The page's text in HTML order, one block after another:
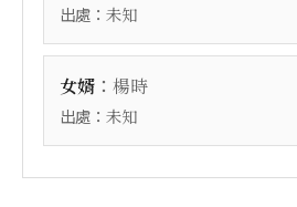
出處： 未知
女婿 ： 楊時
出處： 未知